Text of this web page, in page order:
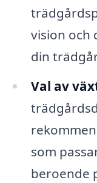
vision och
din
Val av
som
beroende